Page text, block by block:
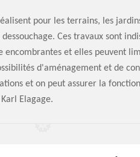
pour les terrains, les
Ces travaux sont
encombrantes et elles peuvent
d'aménagement et de
et on peut assurer la
Elagage.